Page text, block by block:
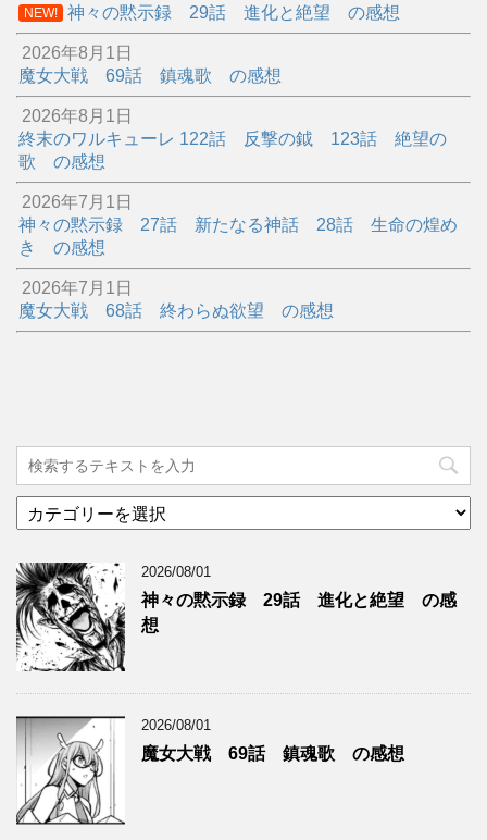
NEW! 神々の黙示録 29話 進化と絶望 の感想
2026年8月1日
魔女大戦 69話 鎮魂歌 の感想
2026年8月1日
終末のワルキューレ 122話 反撃の鉞 123話 絶望の
歌 の感想
2026年7月1日
神々の黙示録 27話 新たなる神話 28話 生命の煌め
き の感想
2026年7月1日
魔女大戦 68話 終わらぬ欲望 の感想
テ
リ
ー
2026/08/01
神々の黙示録 29話 進化と絶望 の感
想
2026/08/01
魔女大戦 69話 鎮魂歌 の感想